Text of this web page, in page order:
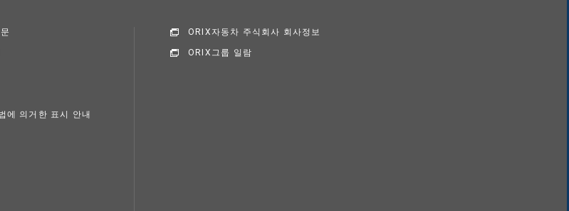
에 의거한 표시 안내
ORIX자동차 주식회사 회사정보
ORIX그룹 일람